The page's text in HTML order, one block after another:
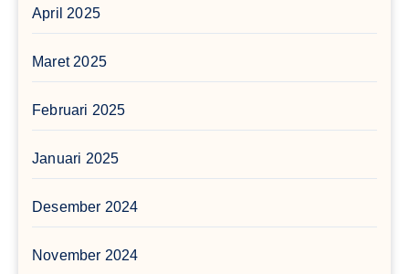
April 2025
Maret 2025
Februari 2025
Januari 2025
Desember 2024
November 2024